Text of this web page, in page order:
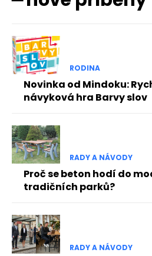
RODINA
Novinka od Mindoku:
návyková hra Barvy slov
RADY A NÁVODY
Proč se beton hodí do
tradičních parků?
RADY A NÁVODY